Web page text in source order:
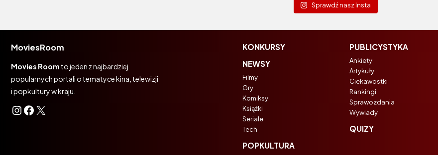
Sprawdź nasz Insta
MoviesRoom
Movies Room to jeden z najbardziej
popularnych portali o tematyce kina, telewizji
i popkultury w kraju.
Instagram
Facebook
X
KONKURSY
NEWSY
Filmy
Gry
Komiksy
Książki
Seriale
Tech
POPKULTURA
PUBLICYSTYKA
Ankiety
Artykuły
Ciekawostki
Rankingi
Sprawozdania
Wywiady
QUIZY